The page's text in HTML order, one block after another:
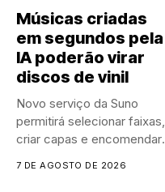
Músicas criadas
em segundos pela
IA poderão virar
discos de vinil
Novo serviço da Suno
permitirá selecionar faixas,
criar capas e encomendar
7 DE AGOSTO DE 2026